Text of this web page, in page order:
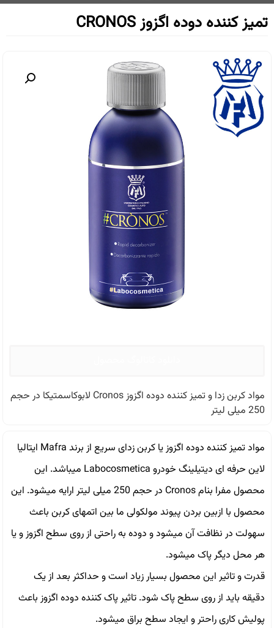
تمیز کننده دوده اگزوز CRONOS
مواد کربن زدا و تمیز کننده دوده اگزوز Cronos لابوکاسمتیکا در حجم
250 میلی لیتر
مواد تمیز کننده دوده اگزوز یا کربن زدای سریع از برند Mafra ایتالیا
لاین حرفه ای دیتیلینگ خودرو Labocosmetica میباشد. این
محصول مفرا بنام Cronos در حجم 250 میلی لیتر ارایه میشود. این
محصول با ازبین بردن پیوند مولکولی ما بین اتمهای کربن باعث
سهولت در نظافت آن میشود و دوده به راحتی از روی سطح اگزوز و یا
هر محل دیگر پاک میشود.
قدرت و تاثیر این محصول بسیار زیاد است و حداکثر بعد از یک
دقیقه باید از روی سطح پاک شود. تاثیر پاک کننده دوده اگزوز باعث
پولیش کاری راحتر و ایجاد سطح براق میشود.